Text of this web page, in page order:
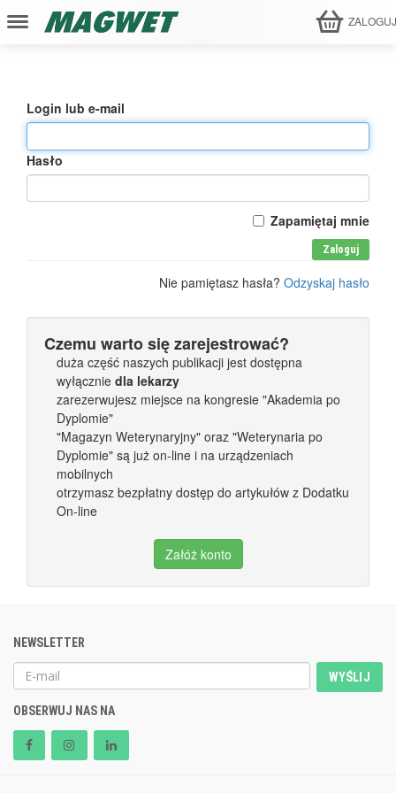
Login lub e-mail
Hasło
Zapamiętaj mnie
Zaloguj
Nie pamiętasz hasła? Odzyskaj hasło
Czemu warto się zarejestrować?
duża część naszych publikacji jest dostępna
wyłącznie dla lekarzy
zarezerwujesz miejsce na kongresie "Akademia po
Dyplomie"
"Magazyn Weterynaryjny" oraz "Weterynaria po
Dyplomie" są już on-line i na urządzeniach
mobilnych
otrzymasz bezpłatny dostęp do artykułów z Dodatku
On-line
Załóż konto
NEWSLETTER
WYŚLIJ
OBSERWUJ NAS NA